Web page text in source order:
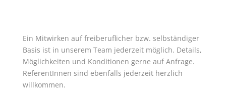
Ein Mitwirken auf freiberuflicher bzw. selbständiger
Basis ist in unserem Team jederzeit möglich. Details,
Möglichkeiten und Konditionen gerne auf Anfrage.
ReferentInnen sind ebenfalls jederzeit herzlich
willkommen.